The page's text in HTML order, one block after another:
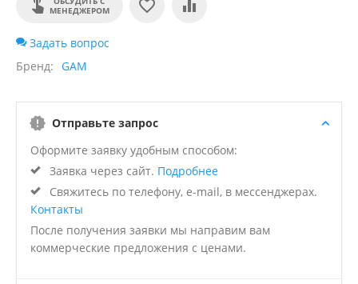
МЕНЕДЖЕРОМ
Задать вопрос
Бренд
GAM
Отправьте запрос
Оформите заявку удобным способом:
Заявка через сайт. Подробнее
Свяжитесь по телефону, e-mail, в мессенджерах.
Контакты
После получения заявки мы направим вам
коммерческие предложения с ценами.